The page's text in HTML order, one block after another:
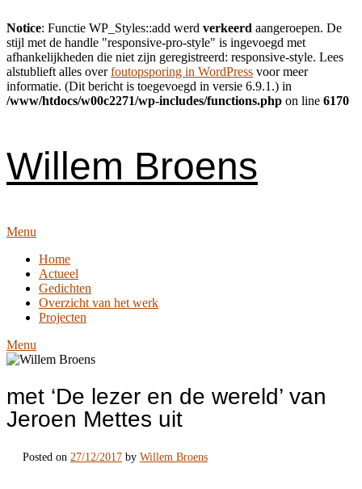
Notice: Functie WP_Styles::add werd verkeerd aangeroepen. De
stijl met de handle "responsive-pro-style" is ingevoegd met
afhankelijkheden die niet zijn geregistreerd: responsive-style. Lees
alstublieft alles overfoutopsporing in WordPress voor meer
informatie. (Dit bericht is toegevoegd in versie 6.9.1.) in
/www/htdocs/w00c2271/wp-includes/functions.php on line 6170
Willem Broens
Menu
Home
Actueel
Gedichten
Overzicht van het werk
Projecten
Menu
met ‘De lezer en de wereld’ van
Jeroen Mettes uit
Posted on 27/12/2017 by Willem Broens